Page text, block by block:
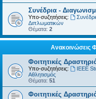
Συνέδρια -
Υπο-συζητήσεις:
Διπλωματικών
Θέματα: 2
Ανακοινώσεις
Φοιτητικές
Υπο-συζητήσεις: IEEE
Αθλητισμός
Θέματα: 51
Φοιτητικές